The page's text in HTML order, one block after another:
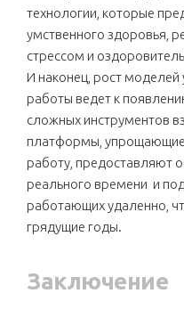
технологии, которые
умственного здоровья,
стрессом и
И наконец, рост
работы ведет к
сложных инструментов
платформы,
работу, предоставляют
реального времени и
работающих удаленно,
грядущие годы.
Заключение